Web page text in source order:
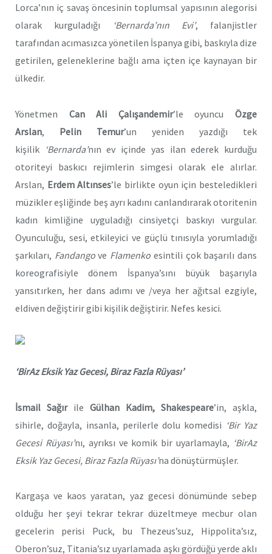
Lorca’nın iç savaş öncesinin toplumsal yapısının alegorisi
olarak kurguladığı
‘Bernarda’nın Evi’, falanjistler
tarafından acımasızca yönetilen İspanya gibi, baskıyla dize
getirilen, geleneklerine bağlı ama içten içe kaynayan bir
ülkedir.
Yönetmen Can Ali Çalışandemir’le oyuncu Özge
Arslan, Pelin Temur’un yeniden yazdığı tek
kişilik ‘Bernarda’nın ev içinde yas ilan ederek kurduğu
otoriteyi baskıcı rejimlerin simgesi olarak ele alırlar.
Arslan, Erdem Altınses’le birlikte oyun için besteledikleri
müzikler eşliğinde beş ayrı kadını canlandırarak otoritenin
kadın kimliğine uyguladığı cinsiyetçi baskıyı vurgular.
Oyunculuğu, sesi, etkileyici ve güçlü tınısıyla yorumladığı
şarkıları, Fandangove Flamenko esintili çok başarılı dans
koreografisiyle dönem İspanya’sını büyük başarıyla
yansıtırken, her dans adımı ve /veya her ağıtsal ezgiyle,
eldiven değiştirir gibi kişilik değiştirir. Nefes kesici.
‘BirAz Eksik Yaz Gecesi, Biraz Fazla Rüyası’
İsmail Sağırile Gülhan Kadim, Shakespeare’in, aşkla,
sihirle, doğayla, insanla, perilerle dolu komedisi ‘Bir Yaz
Gecesi Rüyası’nı, ayrıksı ve komik bir uyarlamayla, ‘BirAz
Eksik Yaz Gecesi, Biraz Fazla Rüyası’na dönüştürmüşler.
Kargaşa ve kaos yaratan, yaz gecesi dönümünde sebep
olduğu her şeyi tekrar tekrar düzeltmeye mecbur olan
gecelerin perisi Puck, bu Thezeus’suz, Hippolita’sız,
Oberon’suz, Titania’sız uyarlamada aşkı gördüğü yerde aklı